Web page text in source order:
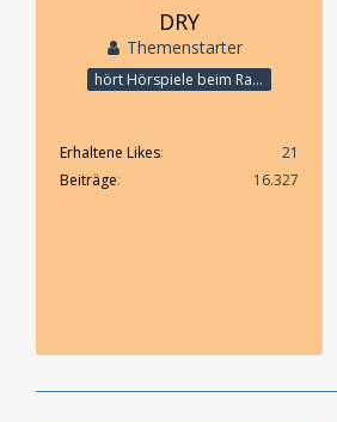
DRY
Themenstarter
hört Hörspiele beim Rasenmähen
Erhaltene Likes
21
Beiträge
16.327